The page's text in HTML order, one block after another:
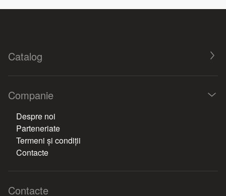
Catalog
Companie
Despre noi
Parteneriate
Termeni și condiții
Contacte
Contacte